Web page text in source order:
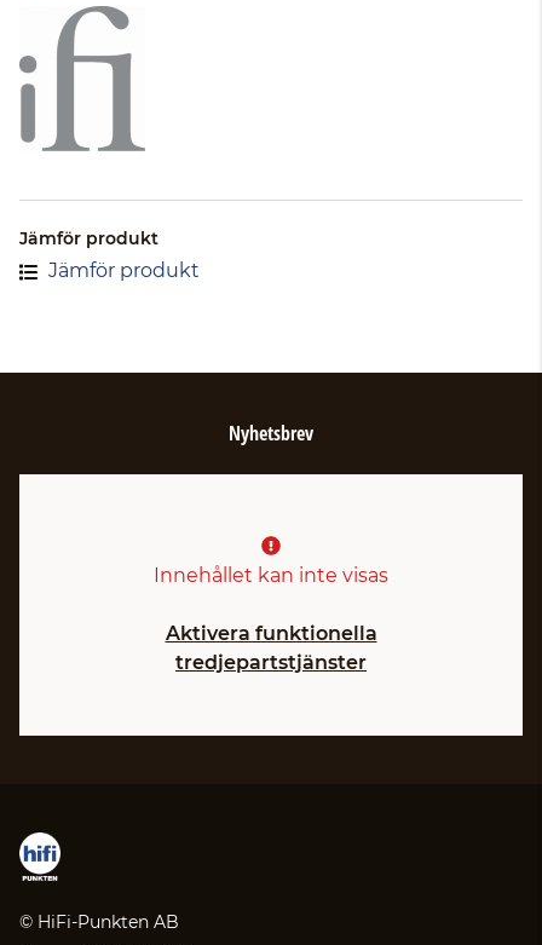
Jämför produkt
Jämför produkt
Nyhetsbrev
Innehållet kan inte visas
Aktivera funktionella
tredjepartstjänster
© HiFi-Punkten AB